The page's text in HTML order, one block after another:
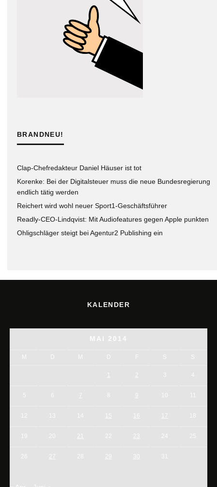
BRANDNEU!
Clap-Chefredakteur Daniel Häuser ist tot
Korenke: Bei der Digitalsteuer muss die neue Bundesregierung
endlich tätig werden
Reichert wird wohl neuer Sport1-Geschäftsführer
Readly-CEO-Lindqvist: Mit Audiofeatures gegen Apple punkten
Ohligschläger steigt bei Agentur2 Publishing ein
KALENDER
MAI 2014
M D M D F S S
1 2 3 4
5 6 7 8 9 10 11
12 13 14 15 16 17 18
19 20 21 22 23 24 25
26 27 28 29 30 31